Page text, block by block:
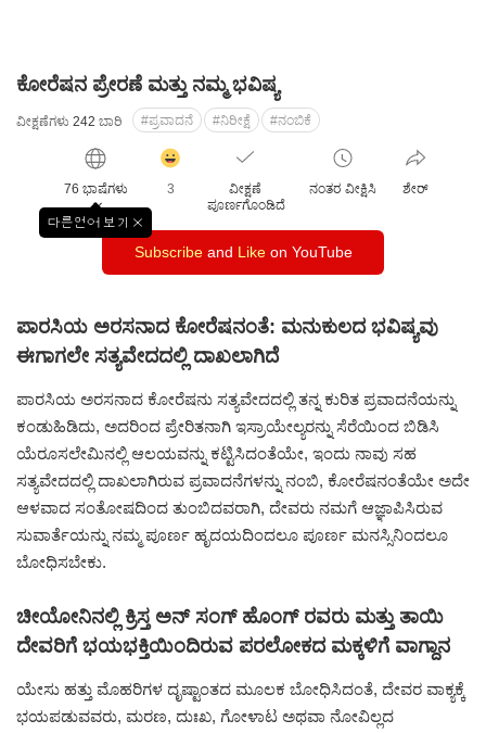
ಕೋರೆಷನ ಪ್ರೇರಣೆ ಮತ್ತು ನಮ್ಮ ಭವಿಷ್ಯ
ವೀಕ್ಷಣೆಗಳು 242 ಬಾರಿ #ಪ್ರವಾದನೆ #ನಿರೀಕ್ಷೆ #ನಂಬಿಕೆ
76 ಭಾಷೆಗಳು
다른언어 보기
창
닫
기
수
3
ವೀಕ್ಷಣೆ
ಪೂರ್ಣಗೊಂಡಿದೆ
ನಂತರ ವೀಕ್ಷಿಸಿ ಶೇರ್
Subscribeand Likeon YouTube
ಪಾರಸಿಯ ಅರಸನಾದ ಕೋರೆಷನಂತೆ: ಮನುಕುಲದ ಭವಿಷ್ಯವು
ಈಗಾಗಲೇ ಸತ್ಯವೇದದಲ್ಲಿ ದಾಖಲಾಗಿದೆ
ಪಾರಸಿಯ ಅರಸನಾದ ಕೋರೆಷನು ಸತ್ಯವೇದದಲ್ಲಿ ತನ್ನ ಕುರಿತ ಪ್ರವಾದನೆಯನ್ನು
ಕಂಡುಹಿಡಿದು, ಅದರಿಂದ ಪ್ರೇರಿತನಾಗಿ ಇಸ್ರಾಯೇಲ್ಯರನ್ನು ಸೆರೆಯಿಂದ ಬಿಡಿಸಿ
ಯೆರೂಸಲೇಮಿನಲ್ಲಿ ಆಲಯವನ್ನು ಕಟ್ಟಿಸಿದಂತೆಯೇ, ಇಂದು ನಾವು ಸಹ
ಸತ್ಯವೇದದಲ್ಲಿ ದಾಖಲಾಗಿರುವ ಪ್ರವಾದನೆಗಳನ್ನು ನಂಬಿ, ಕೋರೆಷನಂತೆಯೇ ಅದೇ
ಆಳವಾದ ಸಂತೋಷದಿಂದ ತುಂಬಿದವರಾಗಿ, ದೇವರು ನಮಗೆ ಆಜ್ಞಾಪಿಸಿರುವ
ಸುವಾರ್ತೆಯನ್ನು ನಮ್ಮ ಪೂರ್ಣ ಹೃದಯದಿಂದಲೂ ಪೂರ್ಣ ಮನಸ್ಸಿನಿಂದಲೂ
ಬೋಧಿಸಬೇಕು.
ಚೀಯೋನಿನಲ್ಲಿ ಕ್ರಿಸ್ತ ಅನ್ ಸಂಗ್ ಹೊಂಗ್ ರವರು ಮತ್ತು ತಾಯಿ
ದೇವರಿಗೆ ಭಯಭಕ್ತಿಯಿಂದಿರುವ ಪರಲೋಕದ ಮಕ್ಕಳಿಗೆ ವಾಗ್ದಾನ
ಯೇಸು ಹತ್ತು ಮೊಹರಿಗಳ ದೃಷ್ಟಾಂತದ ಮೂಲಕ ಬೋಧಿಸಿದಂತೆ, ದೇವರ ವಾಕ್ಯಕ್ಕೆ
ಭಯಪಡುವವರು, ಮರಣ, ದುಃಖ, ಗೋಳಾಟ ಅಥವಾ ನೋವಿಲ್ಲದ